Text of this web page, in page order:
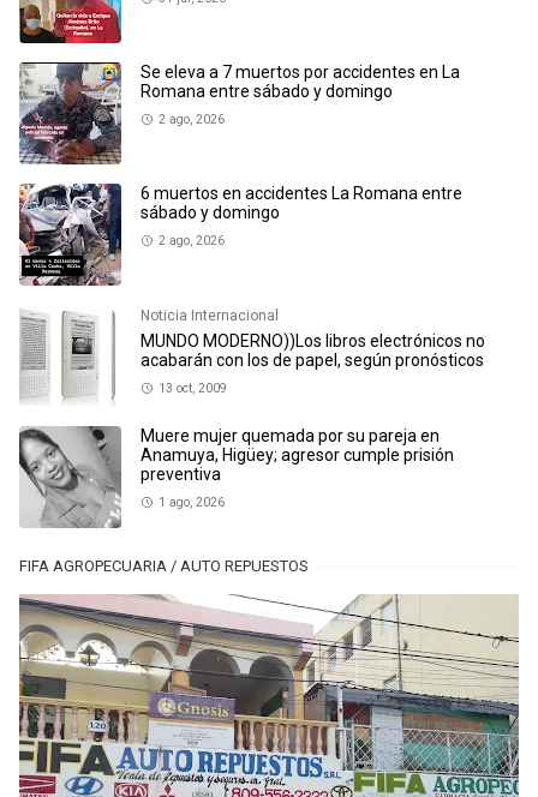
Se eleva a 7 muertos por accidentes en La
Romana entre sábado y domingo
2 ago, 2026
6 muertos en accidentes La Romana entre
sábado y domingo
2 ago, 2026
Noticia Internacional
MUNDO MODERNO))Los libros electrónicos no
acabarán con los de papel, según pronósticos
13 oct, 2009
Muere mujer quemada por su pareja en
Anamuya, Higüey; agresor cumple prisión
preventiva
1 ago, 2026
FIFA AGROPECUARIA / AUTO REPUESTOS